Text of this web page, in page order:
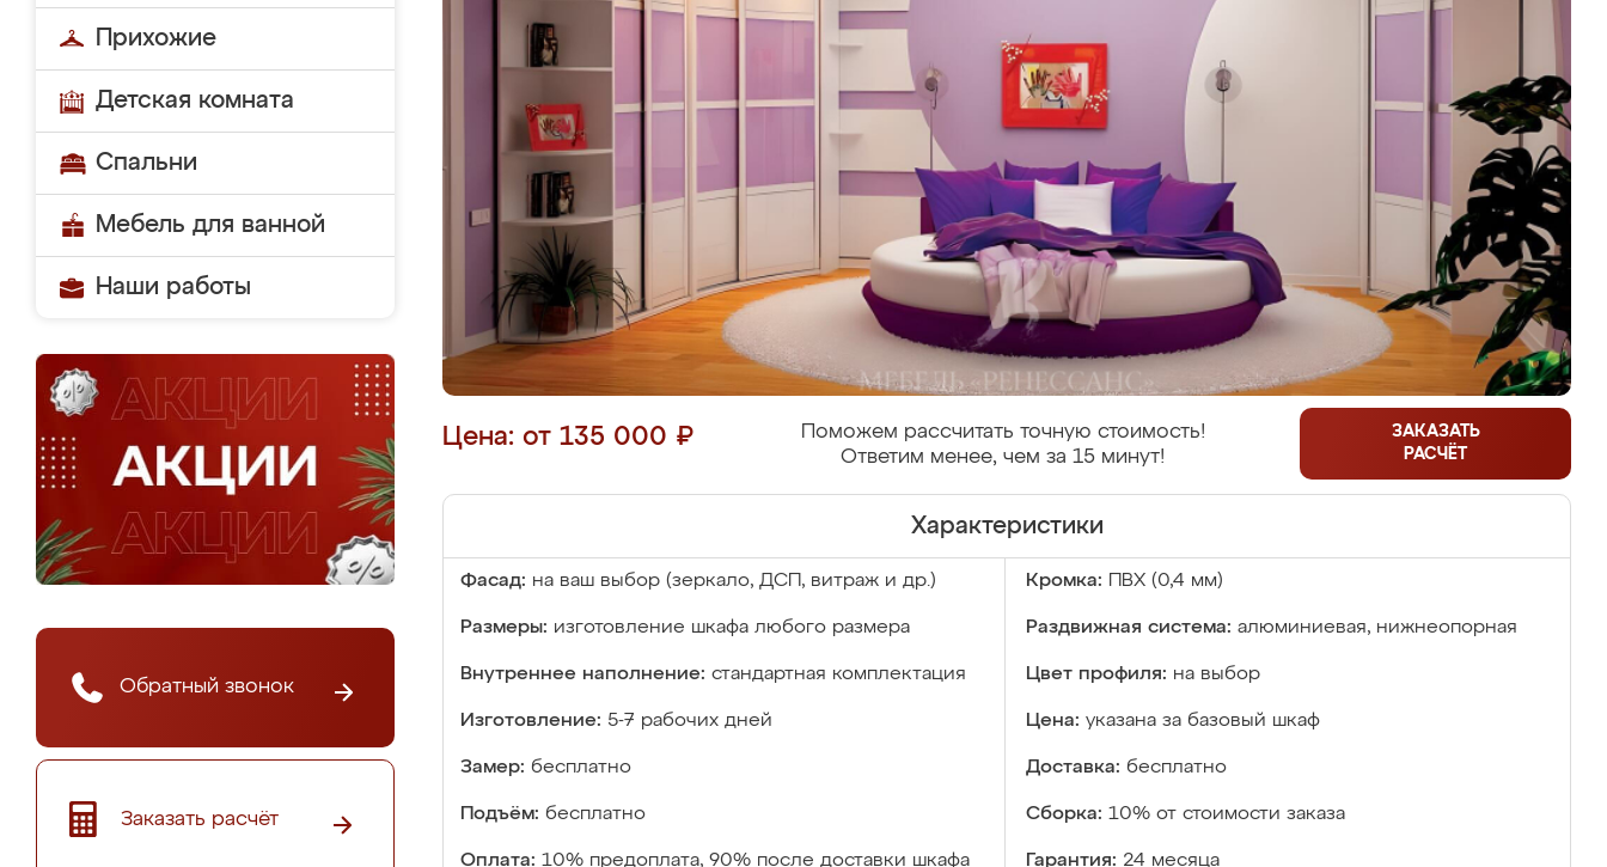
Прихожие
Детская комната
Спальни
Мебель для ванной
Наши работы
Обратный звонок
Заказать расчёт
Цена: от 135 000 ₽
Поможем рассчитать точную стоимость!
Ответим менее, чем за 15 минут!
ЗАКАЗАТЬ
РАСЧЁТ
Характеристики
Фасад: на ваш выбор (зеркало, ДСП, витраж и др.) Кромка: ПВХ (0,4 мм)
Размеры: изготовление шкафа любого размера Раздвижная система: алюминиевая, нижнеопорная
Внутреннее наполнение: стандартная комплектация Цвет профиля: на выбор
Изготовление: 5-7 рабочих дней Цена: указана за базовый шкаф
Замер: бесплатно Доставка: бесплатно
Подъём: бесплатно Сборка: 10% от стоимости заказа
Оплата: 10% предоплата, 90% после доставки шкафа Гарантия: 24 месяца